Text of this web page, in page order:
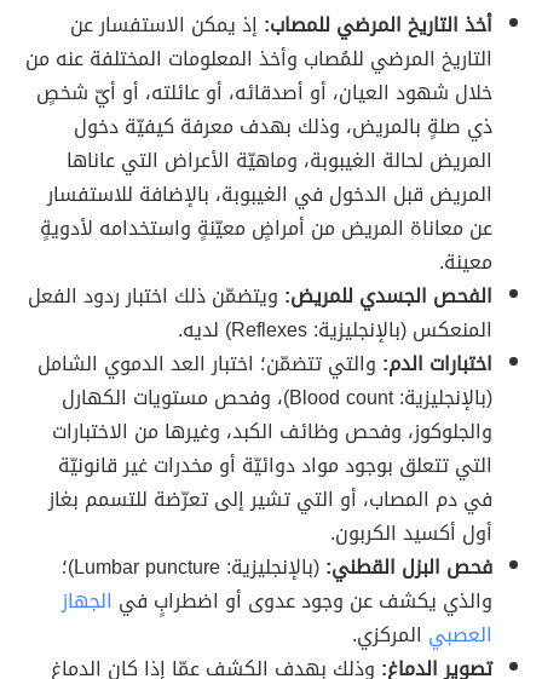
أخذ التاريخ المرضي للمصاب: إذ يمكن الاستفسار عن
التاريخ المرضي للمُصاب وأخذ المعلومات المختلفة عنه من
خلال شهود العيان، أو أصدقائه، أو عائلته، أو أيّ شخصٍ
ذي صلةٍ بالمريض، وذلك بهدف معرفة كيفيّة دخول
المريض لحالة الغيبوبة، وماهيّة الأعراض التي عاناها
المريض قبل الدخول في الغيبوبة، بالإضافة للاستفسار
عن معاناة المريض من أمراضٍ معيّنةٍ واستخدامه لأدويةٍ
معينة.
الفحص الجسدي للمريض: ويتضمّن ذلك اختبار ردود الفعل
المنعكس (بالإنجليزية: Reflexes) لديه.
اختبارات الدم: والتي تتضمّن؛ اختبار العد الدموي الشامل
(بالإنجليزية: Blood count)، وفحص مستويات الكهارل
والجلوكوز، وفحص وظائف الكبد، وغيرها من الاختبارات
التي تتعلق بوجود مواد دوائيّة أو مخدرات غير قانونيّة
في دم المصاب، أو التي تشير إلى تعرّضة للتسمم بغاز
أول أكسيد الكربون.
فحص البزل القطني:
(بالإنجليزية: Lumbar puncture)؛
والذي يكشف عن وجود عدوى أو اضطرابٍ في الجهاز
العصبي المركزي.
تصوير الدماغ: وذلك بهدف الكشف عمّا إذا كان الدماغ